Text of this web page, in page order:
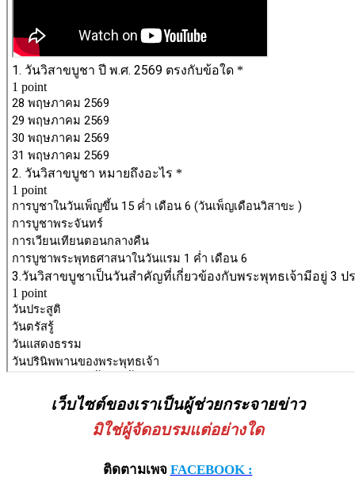
เว็บไซต์ของเราเป็นผู้ช่วยกระจายข่าว
มิใช่ผู้จัดอบรมแต่อย่างใด
ติดตามเพจ FACEBOOK :